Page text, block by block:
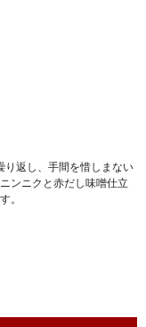
り返し、手間を惜しまない
ンニクと赤だし味噌仕立
。